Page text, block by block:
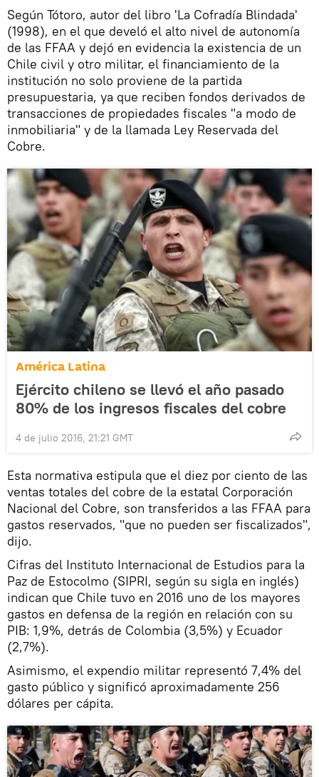
Según Tótoro, autor del libro 'La Cofradía Blindada'
(1998), en el que develó el alto nivel de autonomía
de las FFAA y dejó en evidencia la existencia de un
Chile civil y otro militar, el financiamiento de la
institución no solo proviene de la partida
presupuestaria, ya que reciben fondos derivados de
transacciones de propiedades fiscales "a modo de
inmobiliaria" y de la llamada Ley Reservada del
Cobre.
América Latina
Ejército chileno se llevó el año pasado
80% de los ingresos fiscales del cobre
4 de julio 2016, 21:21 GMT
Esta normativa estipula que el diez por ciento de las
ventas totales del cobre de la estatal Corporación
Nacional del Cobre, son transferidos a las FFAA para
gastos reservados, "que no pueden ser fiscalizados",
dijo.
Cifras del Instituto Internacional de Estudios para la
Paz de Estocolmo (SIPRI, según su sigla en inglés)
indican que Chile tuvo en 2016 uno de los mayores
gastos en defensa de la región en relación con su
PIB: 1,9%, detrás de Colombia (3,5%) y Ecuador
(2,7%).
Asimismo, el expendio militar representó 7,4% del
gasto público y significó aproximadamente 256
dólares per cápita.